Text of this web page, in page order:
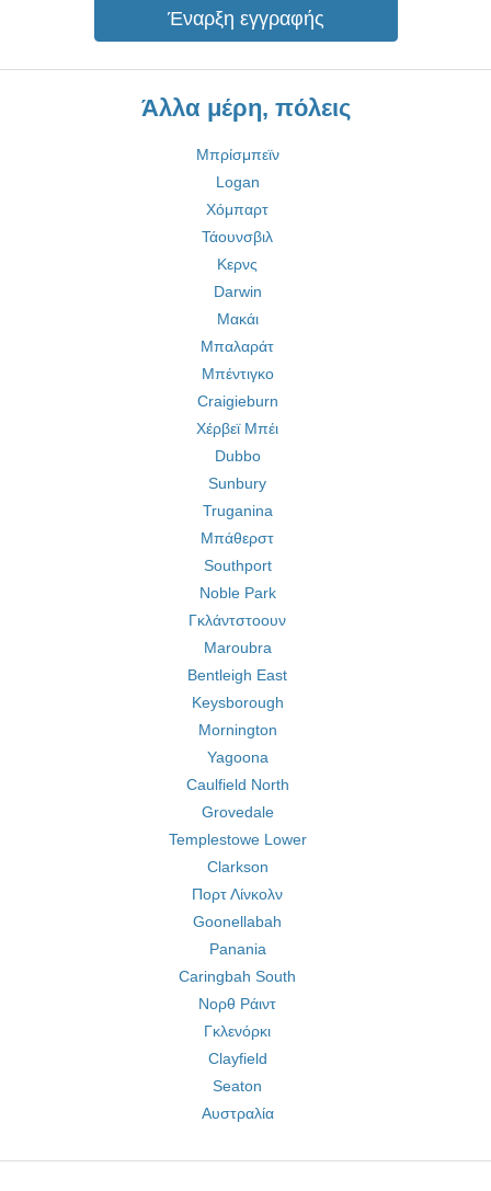
Έναρξη εγγραφής
Άλλα μέρη, πόλεις
Μπρίσμπεϊν
Logan
Χόμπαρτ
Τάουνσβιλ
Κερνς
Darwin
Μακάι
Μπαλαράτ
Μπέντιγκο
Craigieburn
Χέρβεϊ Μπέι
Dubbo
Sunbury
Truganina
Μπάθερστ
Southport
Noble Park
Γκλάντστοουν
Maroubra
Bentleigh East
Keysborough
Mornington
Yagoona
Caulfield North
Grovedale
Templestowe Lower
Clarkson
Πορτ Λίνκολν
Goonellabah
Panania
Caringbah South
Νορθ Ράιντ
Γκλενόρκι
Clayfield
Seaton
Αυστραλία